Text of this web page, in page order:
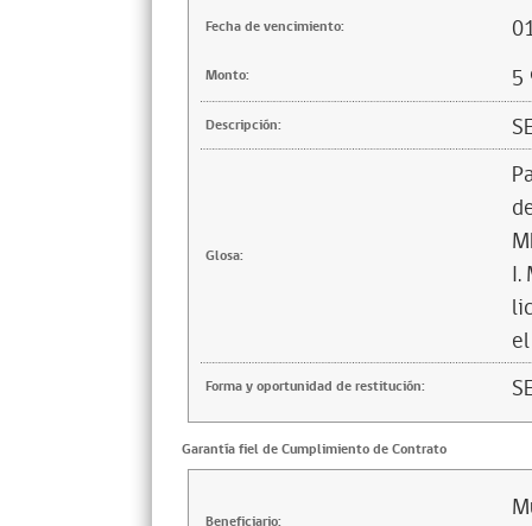
Fecha de vencimiento:
Monto: 5
Descripción:
Glosa:
I.
Forma y oportunidad de restitución:
Garantía fiel de Cumplimiento de Contrato
Beneficiario: